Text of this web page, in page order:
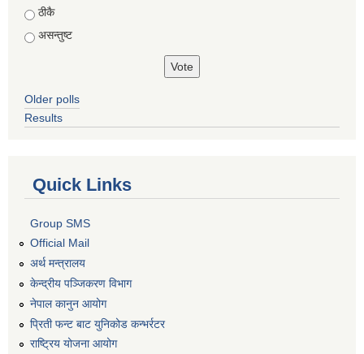
ठीकै
असन्तुष्ट
Older polls
Results
Quick Links
Group SMS
Official Mail
अर्थ मन्त्रालय
केन्द्रीय पञ्जिकरण विभाग
नेपाल कानुन आयोग
प्रिती फन्ट बाट युनिकोड कन्भर्रटर
राष्ट्रिय योजना आयोग